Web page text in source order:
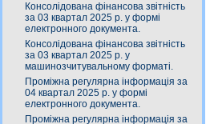
Консолідована фінансова звітність
за 03 квартал 2025 р. у формі
електронного документа.
Консолідована фінансова звітність
за 03 квартал 2025 р. у
машинозчитувальному форматі.
Проміжна регулярна інформація за
04 квартал 2025 р. у формі
електронного документа.
Проміжна регулярна інформація за